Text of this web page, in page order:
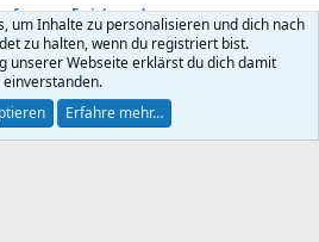
+ Erziehungsber
Datenschutz Hilfe
R
® © 2010-2026 XenForo Ltd.
um Inhalte zu personalisieren und dich nach
zu halten, wenn du registriert bist.
unserer Webseite erklärst du dich damit
einverstanden.
Erfahre mehr…